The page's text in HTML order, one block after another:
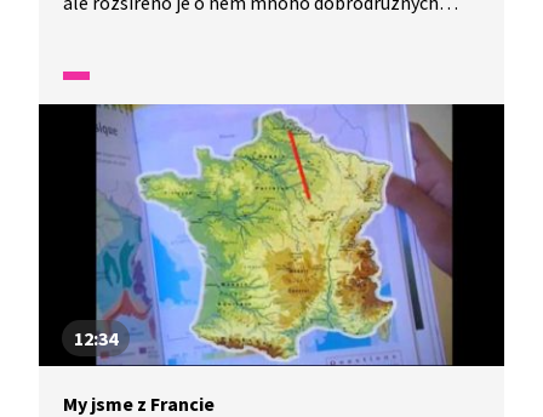
pro irskou krajinu. K oslavám patří také irská
lidová hudba.
12:34
My jsme z Francie